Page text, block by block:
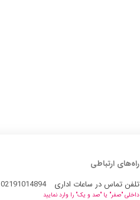
راه‌های ارتباطی
تلفن تماس در ساعات اداری
02191014894
داخلی "صفر" یا "صد و یک" را وارد نمایید